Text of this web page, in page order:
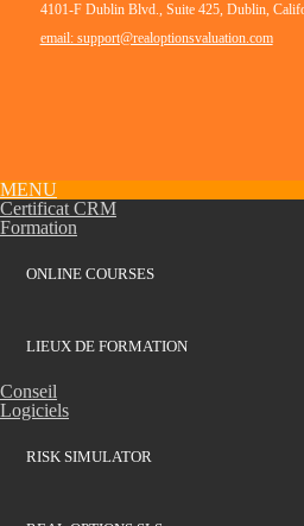
4101-F Dublin Blvd., Suite 425, Dublin,
email: support@realoptionsvaluation.com
MENU
Certificat CRM
Formation
ONLINE COURSES
LIEUX DE FORMATION
Conseil
Logiciels
RISK SIMULATOR